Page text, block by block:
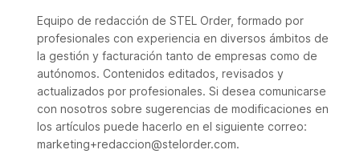
Equipo de redacción de STEL Order, formado por
profesionales con experiencia en diversos ámbitos de
la gestión y facturación tanto de empresas como de
autónomos. Contenidos editados, revisados y
actualizados por profesionales. Si desea comunicarse
con nosotros sobre sugerencias de modificaciones en
los artículos puede hacerlo en el siguiente correo:
marketing+redaccion@stelorder.com.